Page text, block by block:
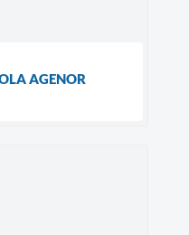
AGENOR